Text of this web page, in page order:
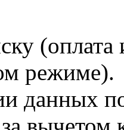
режиме).
данных